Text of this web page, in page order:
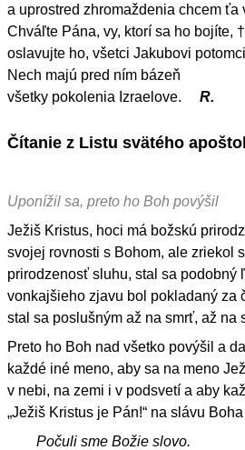
a uprostred zhromaždenia chcem ťa
Chváľte Pána, vy, ktorí sa ho bojíte, †
oslavujte ho, všetci Jakubovi
Nech majú pred ním bázeň
všetky pokolenia Izraelove.
R.
Čítanie z Listu svätého
Uponížil sa, preto ho Boh povýšil
Ježiš Kristus, hoci má božskú
svojej rovnosti s Bohom, ale zriekol
prirodzenosť sluhu, stal sa podobný
vonkajšieho zjavu bol pokladaný za
stal sa poslušným až na smrť, až na
Preto ho Boh nad všetko povýšil a
každé iné meno, aby sa na meno
v nebi, na zemi i v podsvetí a aby
„Ježiš Kristus je Pán!“ na slávu
Počuli sme Božie slovo.